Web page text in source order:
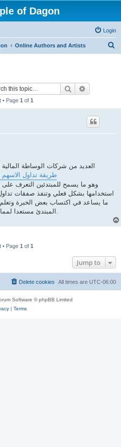
of Dagon
Login
Online Authors and Artists
Search
• Page 1 of 1
العديد من شركات الوساطة
طريقة تداول الاسهم
وهو ما يسمح للمبتدئين التعرف على
استخدامها بشكل فعلي وتنفذ صفقات
ما يساعد في اكتساب بعض الخبرة وتعلم
• Page 1 of 1
Jump to
All times are UTC-06:00
Delete cookies
Software © phpBB Limited
| Terms